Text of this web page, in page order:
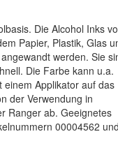
Die Alcohol Inks
Papier, Plastik, Glas
werden. Sie
Die Farbe kann u.a.
Applikator auf das
der Verwendung in
Ranger ab. Geeignetes
00004562 und